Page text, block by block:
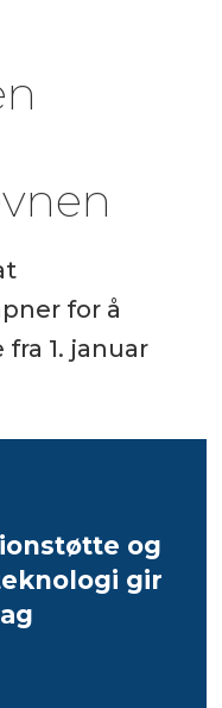
for å
1. januar
og
gir